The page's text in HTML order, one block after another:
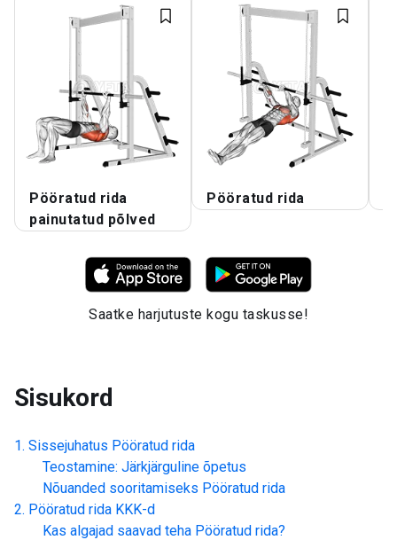
Pööratud rida
painutatud põlved
Pööratud rida
Saatke harjutuste kogu taskusse!
Sisukord
Sissejuhatus Pööratud rida
Teostamine: Järkjärguline õpetus
Nõuanded sooritamiseks Pööratud rida
Pööratud rida KKK-d
Kas algajad saavad teha Pööratud rida?